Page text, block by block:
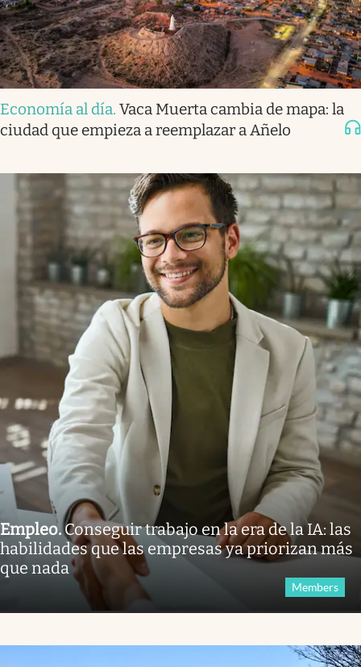
Economía al día. Vaca Muerta cambia de mapa: la
ciudad que empieza a reemplazar a Añelo
Empleo.Conseguir trabajo en la era de la IA: las
habilidades que las empresas ya priorizan más
que nada
Members